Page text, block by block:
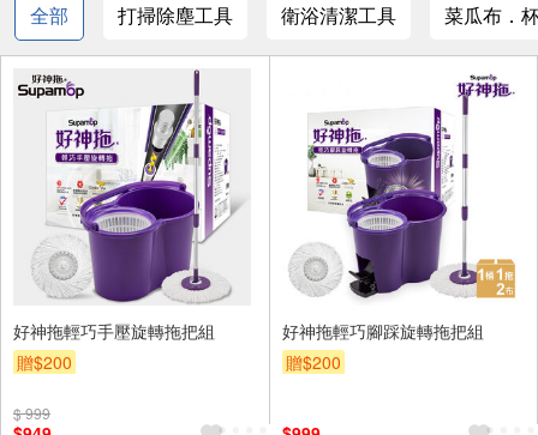
全部 打掃除塵工具 衛浴清潔工具 菜瓜布．
好神拖輕巧手壓旋轉拖把組
贈$200
$ 999
好神拖輕巧腳踩旋轉拖把組
贈$200